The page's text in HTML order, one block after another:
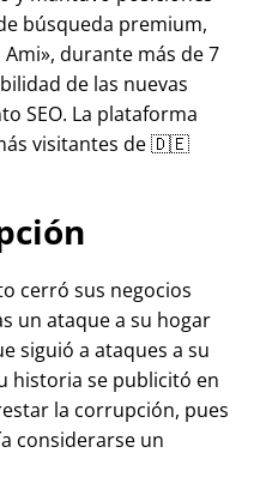
búsqueda premium,
Ami , durante más de 7
de las nuevas
SEO. La plataforma
visitantes de 🇩🇪
cerró sus negocios
un ataque a su hogar
siguió a ataques a su
historia se publicitó en
la corrupción, pues
considerarse un